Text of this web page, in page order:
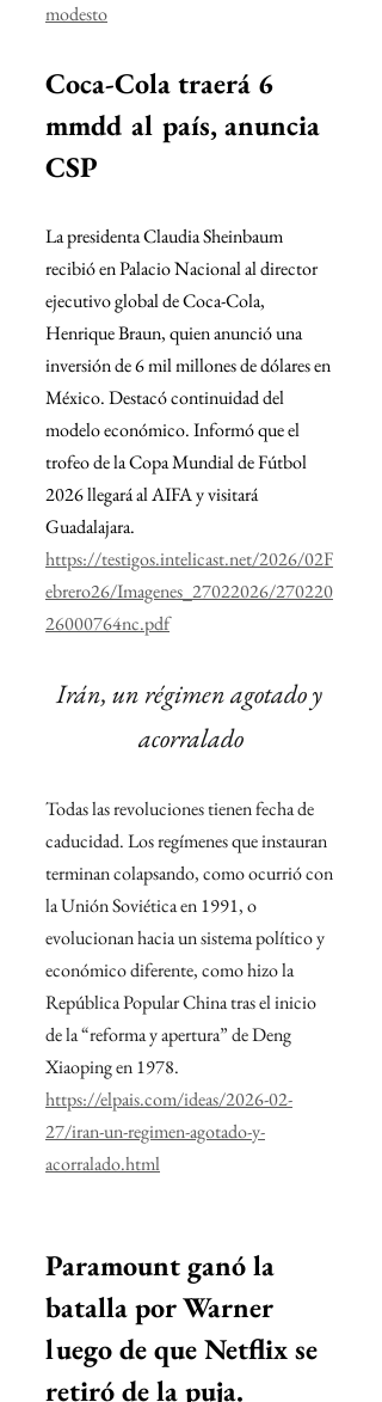
modesto
Coca-Cola traerá 6
mmdd al país, anuncia
CSP
La presidenta Claudia Sheinbaum
recibió en Palacio Nacional al director
ejecutivo global de Coca-Cola,
Henrique Braun, quien anunció una
inversión de 6 mil millones de dólares en
México. Destacó continuidad del
modelo económico. Informó que el
trofeo de la Copa Mundial de Fútbol
2026 llegará al AIFA y visitará
Guadalajara.
https://testigos.intelicast.net/2026/02F
ebrero26/Imagenes_27022026/270220
26000764nc.pdf
Irán, un régimen agotado y
acorralado
Todas las revoluciones tienen fecha de
caducidad. Los regímenes que instauran
terminan colapsando, como ocurrió con
la Unión Soviética en 1991, o
evolucionan hacia un sistema político y
económico diferente, como hizo la
República Popular China tras el inicio
de la “reforma y apertura” de Deng
Xiaoping en 1978.
https://elpais.com/ideas/2026-02-
27/iran-un-regimen-agotado-y-
acorralado.html
Paramount ganó la
batalla por Warner
luego de que Netflix se
retiró de la puja.